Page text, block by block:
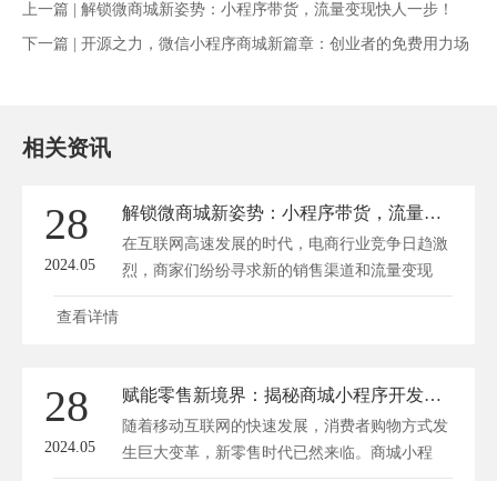
上一篇 | 解锁微商城新姿势：小程序带货，流量变现快人一步！
下一篇 | 开源之力，微信小程序商城新篇章：创业者的免费用力场
相关资讯
28
2024.05
解锁微商城新姿势：小程序带货，流量变现快人一步！
在互联网高速发展的时代，电商行业竞争日趋激
烈，商家们纷纷寻求新的销售渠道和流量变现
方...
查看详情
28
2024.05
赋能零售新境界：揭秘商城小程序开发的艺术与实战
随着移动互联网的快速发展，消费者购物方式发
生巨大变革，新零售时代已然来临。商城小程